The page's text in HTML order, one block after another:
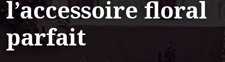
l’accessoire floral
parfait